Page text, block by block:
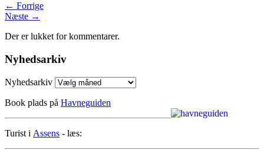
← Forrige
Næste →
Der er lukket for kommentarer.
Nyhedsarkiv
Nyhedsarkiv
Book plads på Havneguiden
Turist i Assens - læs: